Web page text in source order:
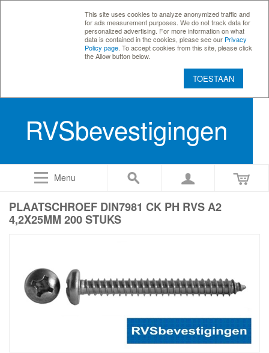
This site uses cookies to analyze anonymized traffic and
for ads measurement purposes. We do not track data for
personalized advertising. For more information on what
data is contained in the cookies, please see our Privacy
Policy page . To accept cookies from this site, please click
the Allow button below.
TOESTAAN
RVSbevestigingen
Menu
PLAATSCHROEF DIN7981 CK PH RVS A2
4,2X25MM 200 STUKS